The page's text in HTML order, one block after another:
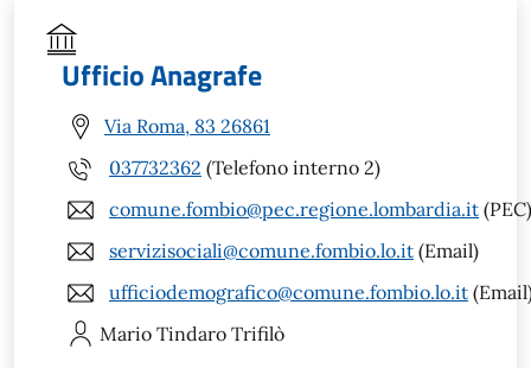
Ufficio Anagrafe
Via Roma, 83 26861
037732362 (Telefono interno 2)
comune.fombio@pec.regione.lombardia.it (PEC)
servizisociali@comune.fombio.lo.it (Email)
ufficiodemografico@comune.fombio.lo.it
Mario Tindaro Trifilò